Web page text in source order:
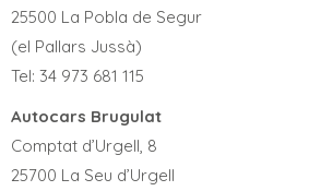
25500 La Pobla de Segur
(el Pallars Jussà)
Tel: 34 973 681 115
Autocars Brugulat
Comptat d’Urgell, 8
25700 La Seu d’Urgell